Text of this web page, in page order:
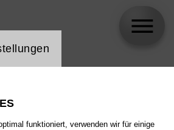
Cookie
funktioniert, verwenden wir für einige